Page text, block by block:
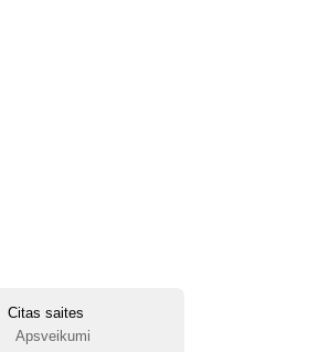
Citas saites
Apsveikumi